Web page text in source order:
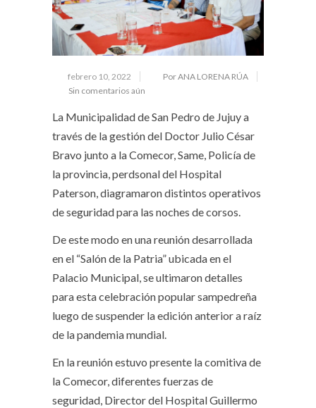
febrero 10, 2022
Por ANA LORENA RÚA
Sin comentarios aún
La Municipalidad de San Pedro de Jujuy a
través de la gestión del Doctor Julio César
Bravo junto a la Comecor, Same, Policía de
la provincia, perdsonal del Hospital
Paterson, diagramaron distintos operativos
de seguridad para las noches de corsos.
De este modo en una reunión desarrollada
en el “Salón de la Patria” ubicada en el
Palacio Municipal, se ultimaron detalles
para esta celebración popular sampedreña
luego de suspender la edición anterior a raíz
de la pandemia mundial.
En la reunión estuvo presente la comitiva de
la Comecor, diferentes fuerzas de
seguridad, Director del Hospital Guillermo